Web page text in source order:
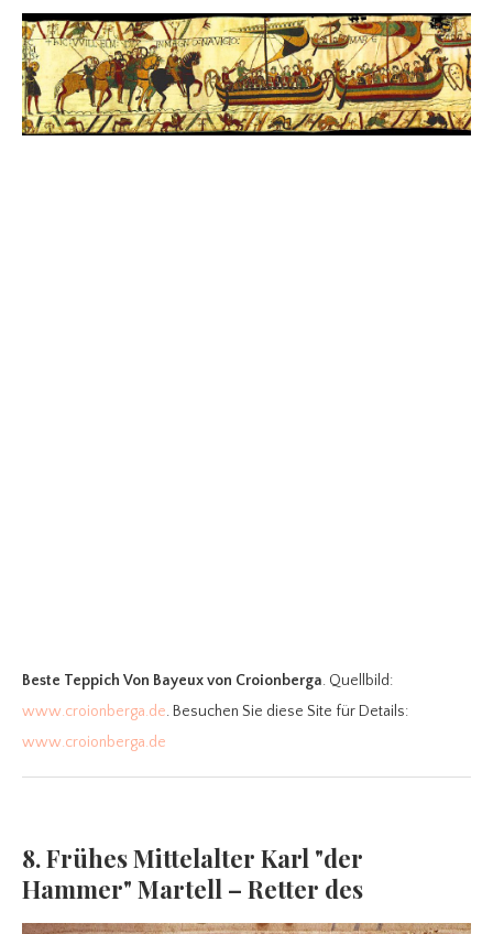
Beste Teppich Von Bayeuxvon Croionberga. Quellbild:
www.croionberga.de. Besuchen Sie diese Site für Details:
www.croionberga.de
8. Frühes Mittelalter Karl "der
Hammer" Martell – Retter des